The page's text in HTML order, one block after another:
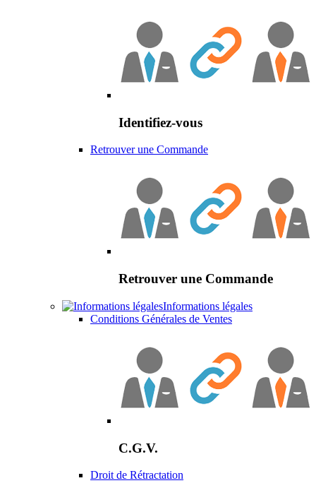
Identifiez-vous
Retrouver une Commande
Retrouver une Commande
Informations légales
Conditions Générales de Ventes
C.G.V.
Droit de Rétractation